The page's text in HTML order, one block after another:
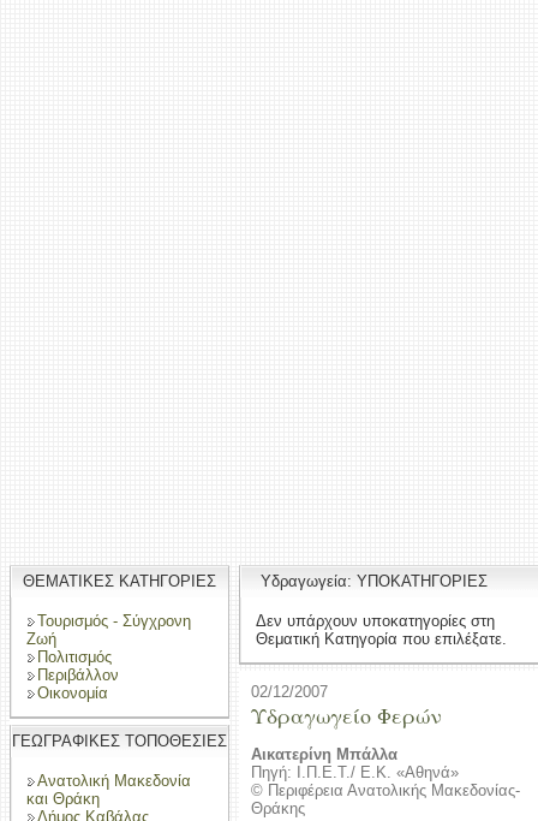
ΘΕΜΑΤΙΚΕΣ ΚΑΤΗΓΟΡΙΕΣ
Τουρισμός - Σύγχρονη
Ζωή
Πολιτισμός
Περιβάλλον
Οικονομία
ΓΕΩΓΡΑΦΙΚΕΣ ΤΟΠΟΘΕΣΙΕΣ
Ανατολική Μακεδονία
και Θράκη
Δήμος Καβάλας
Υδραγωγεία: ΥΠΟΚΑΤΗΓΟΡΙΕΣ
Δεν υπάρχουν υποκατηγορίες στη
Θεματική Κατηγορία που επιλέξατε.
02/12/2007
Υδραγωγείο Φερών
Αικατερίνη Μπάλλα
Πηγή: Ι.Π.Ε.Τ./ Ε.Κ. «Αθηνά»
© Περιφέρεια Ανατολικής Μακεδονίας-
Θράκης